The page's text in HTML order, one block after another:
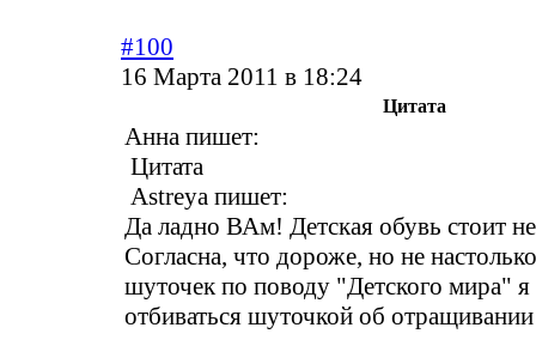
#100
16 Марта 2011 в 18:24
Цитата
Анна пишет:
Цитата
Astreya пишет:
Да ладно ВАм! Детская обувь стоит
Согласна, что дороже, но не
шуточек по поводу "Детского мира"
отбиваться шуточкой об